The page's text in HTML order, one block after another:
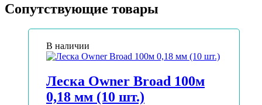
Сопутствующие товары
В наличии
Леска Owner Broad 100м
0,18 мм (10 шт.)